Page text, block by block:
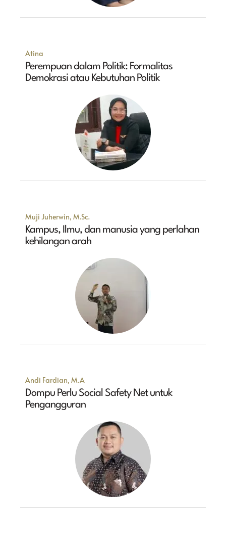
Atina
Perempuan dalam Politik: Formalitas
Demokrasi atau Kebutuhan Politik
Muji Juherwin, M.Sc.
Kampus, Ilmu, dan manusia yang perlahan
kehilangan arah
Andi Fardian, M.A
Dompu Perlu Social Safety Net untuk
Pengangguran